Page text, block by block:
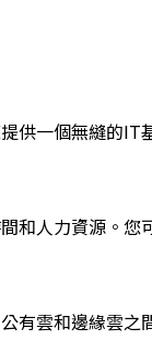
供一個無縫的
和人力資源。
有雲和邊緣雲